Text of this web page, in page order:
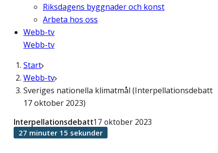
Riksdagens byggnader och konst
Arbeta hos oss
Webb-tv
Webb-tv
Start
Webb-tv
Sveriges nationella klimatmål (Interpellationsdebatt
17 oktober 2023)
Interpellationsdebatt17 oktober 2023
27 minuter 15 sekunder